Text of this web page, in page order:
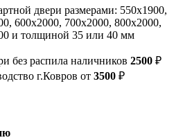
двери размерами: 550х1900,
600х2000, 700х2000, 800х2000,
и толщиной 35 или 40 мм
без распила наличников 2500 ₽
г.Ковров от 3500 ₽